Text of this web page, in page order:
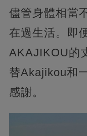
儘管身體相當
在過生活。即
AKAJIKOU的
替Akajikou和
感謝。